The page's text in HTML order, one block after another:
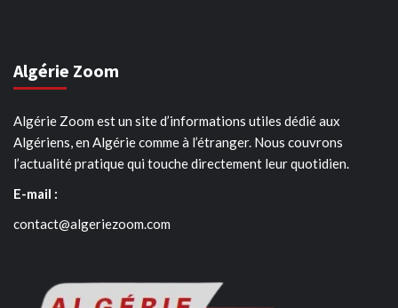
Algérie Zoom
Algérie Zoom est un site d’informations utiles dédié aux
Algériens, en Algérie comme à l’étranger. Nous couvrons
l’actualité pratique qui touche directement leur quotidien.
E-mail :
contact@algeriezoom.com